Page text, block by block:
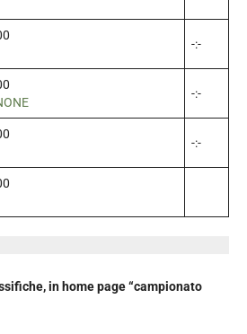
-:-
-:-
-:-
in home page “campionato